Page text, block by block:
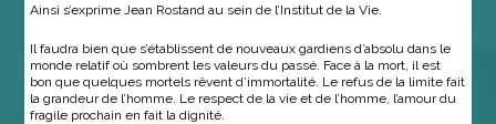
Ainsi s’exprime Jean Rostand au sein de l’Institut de la Vie.
Il faudra bien que s’établissent de nouveaux gardiens d’absolu dans le
monde relatif où sombrent les valeurs du passé. Face à la mort, il est
bon que quelques mortels rêvent d’immortalité. Le refus de la limite fait
la grandeur de l’homme. Le respect de la vie et de l’homme, l’amour du
fragile prochain en fait la dignité.